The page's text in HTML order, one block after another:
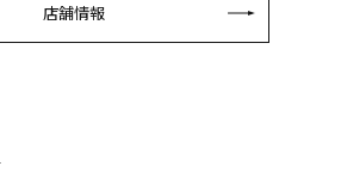
店舗情報